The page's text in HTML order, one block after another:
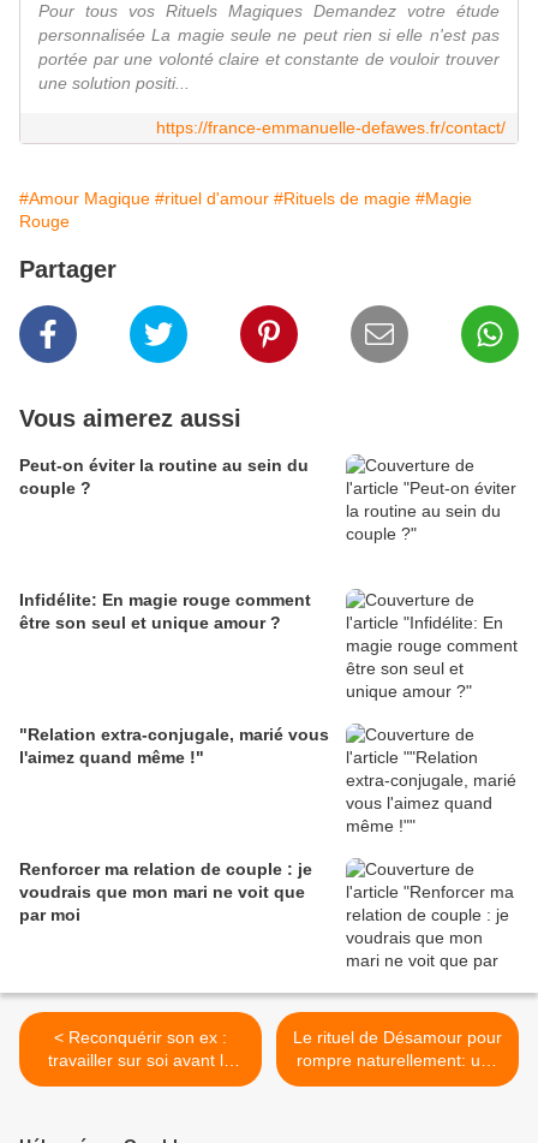
Pour tous vos Rituels Magiques Demandez votre étude
personnalisée La magie seule ne peut rien si elle n'est pas
portée par une volonté claire et constante de vouloir trouver
une solution positi...
https://france-emmanuelle-defawes.fr/contact/
#Amour Magique #rituel d'amour #Rituels de magie #Magie
Rouge
Partager
Vous aimerez aussi
Peut-on éviter la routine au sein du
couple ?
Infidélite: En magie rouge comment
être son seul et unique amour ?
"Relation extra-conjugale, marié vous
l'aimez quand même !"
Renforcer ma relation de couple : je
voudrais que mon mari ne voit que
par moi
< Reconquérir son ex :
travailler sur soi avant le
rituel de retour de l'être
Le rituel de Désamour pour
rompre naturellement: une
révélation >